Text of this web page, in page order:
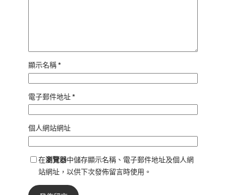
顯示名稱*
電子郵件地址*
個人網站網址
在瀏覽器中儲存顯示名稱、電子郵件地址及個人網
站網址，以供下次發佈留言時使用。